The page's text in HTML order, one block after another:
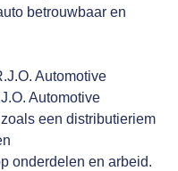
betrouwbaar en
Automotive
Automotive
een distributieriem
onderdelen en arbeid.